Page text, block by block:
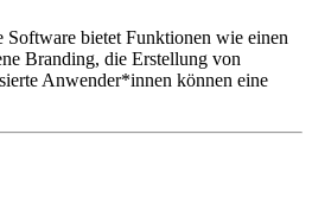
bietet Funktionen wie einen
Branding, die Erstellung von
Anwender*innen können eine